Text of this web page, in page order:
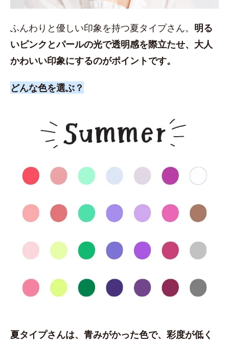
ふんわりと優しい印象を持つ夏タイプさん。 明る
いピンクとパールの光で透明感を際立たせ、大人
かわいい印象にするのがポイントです。
どんな色を選ぶ？
夏タイプさんは、青みがかった色で、彩度が低く